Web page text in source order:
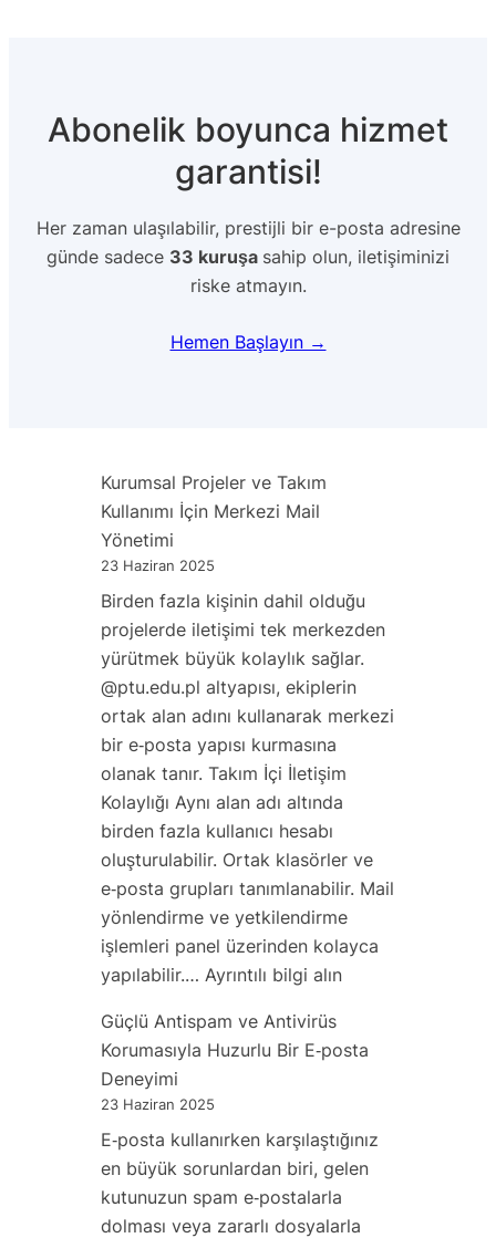
Abonelik boyunca hizmet
garantisi!
Her zaman ulaşılabilir, prestijli bir e-posta adresine
günde sadece 33 kuruşa sahip olun, iletişiminizi
riske atmayın.
Hemen Başlayın →
Kurumsal Projeler ve Takım
Kullanımı İçin Merkezi Mail
Yönetimi
23 Haziran 2025
Birden fazla kişinin dahil olduğu
projelerde iletişimi tek merkezden
yürütmek büyük kolaylık sağlar.
@ptu.edu.pl altyapısı, ekiplerin
ortak alan adını kullanarak merkezi
bir e‑posta yapısı kurmasına
olanak tanır. Takım İçi İletişim
Kolaylığı Aynı alan adı altında
birden fazla kullanıcı hesabı
oluşturulabilir. Ortak klasörler ve
e‑posta grupları tanımlanabilir. Mail
yönlendirme ve yetkilendirme
işlemleri panel üzerinden kolayca
yapılabilir.… Ayrıntılı bilgi alın:
ve
İçin
Merkezi
Yönetimi
Güçlü Antispam ve Antivirüs
Korumasıyla Huzurlu Bir E‑posta
Deneyimi
23 Haziran 2025
E‑posta kullanırken karşılaştığınız
en büyük sorunlardan biri, gelen
kutunuzun spam e‑postalarla
dolması veya zararlı dosyalarla